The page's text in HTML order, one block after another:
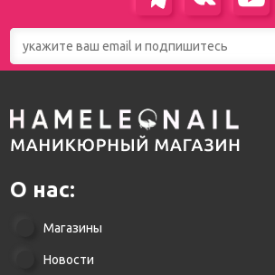
О нас:
Магазины
Новости